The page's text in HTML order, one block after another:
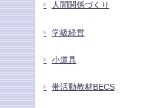
人間関係づくり
学級経営
小道具
帯活動教材BECS